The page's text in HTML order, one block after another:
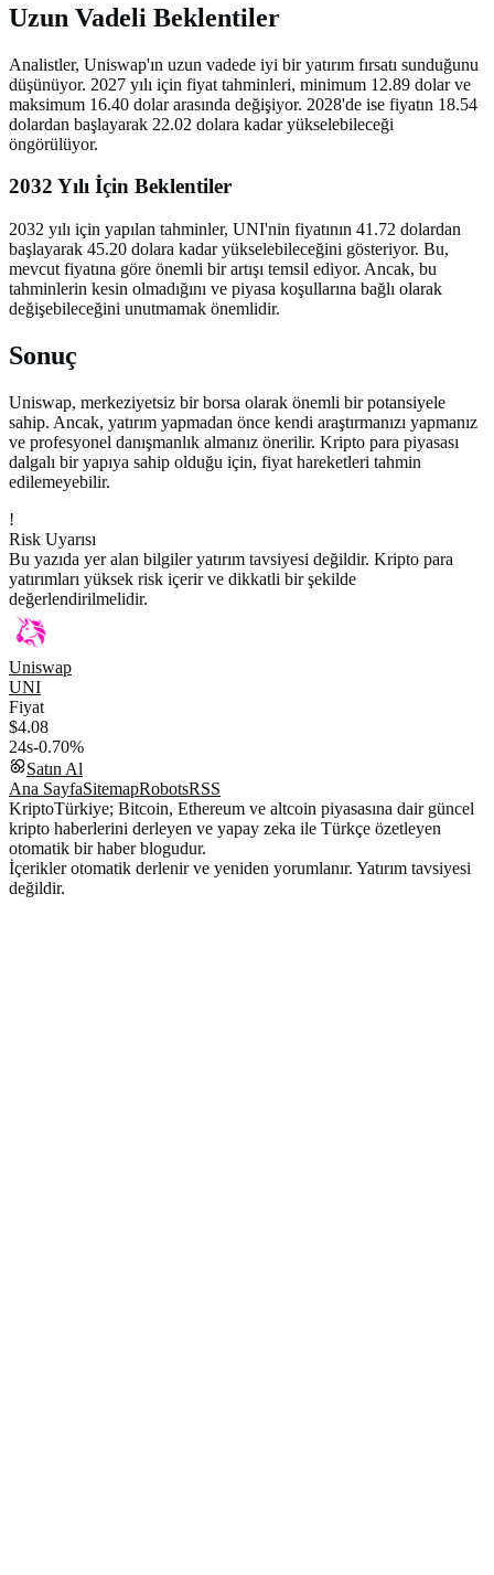
Uzun Vadeli Beklentiler
Analistler, Uniswap'ın uzun vadede iyi bir yatırım fırsatı sunduğunu
düşünüyor. 2027 yılı için fiyat tahminleri, minimum 12.89 dolar ve
maksimum 16.40 dolar arasında değişiyor. 2028'de ise fiyatın 18.54
dolardan başlayarak 22.02 dolara kadar yükselebileceği
öngörülüyor.
2032 Yılı İçin Beklentiler
2032 yılı için yapılan tahminler, UNI'nin fiyatının 41.72 dolardan
başlayarak 45.20 dolara kadar yükselebileceğini gösteriyor. Bu,
mevcut fiyatına göre önemli bir artışı temsil ediyor. Ancak, bu
tahminlerin kesin olmadığını ve piyasa koşullarına bağlı olarak
değişebileceğini unutmamak önemlidir.
Sonuç
Uniswap, merkeziyetsiz bir borsa olarak önemli bir potansiyele
sahip. Ancak, yatırım yapmadan önce kendi araştırmanızı yapmanız
ve profesyonel danışmanlık almanız önerilir. Kripto para piyasası
dalgalı bir yapıya sahip olduğu için, fiyat hareketleri tahmin
edilemeyebilir.
!
Risk Uyarısı
Bu yazıda yer alan bilgiler yatırım tavsiyesi değildir. Kripto para
yatırımları yüksek risk içerir ve dikkatli bir şekilde
değerlendirilmelidir.
Uniswap
UNI
Fiyat
$4.08
24s-0.70%
Satın Al
Ana SayfaSitemapRobotsRSS
KriptoTürkiye; Bitcoin, Ethereum ve altcoin piyasasına dair güncel
kripto haberlerini derleyen ve yapay zeka ile Türkçe özetleyen
otomatik bir haber blogudur.
İçerikler otomatik derlenir ve yeniden yorumlanır. Yatırım tavsiyesi
değildir.